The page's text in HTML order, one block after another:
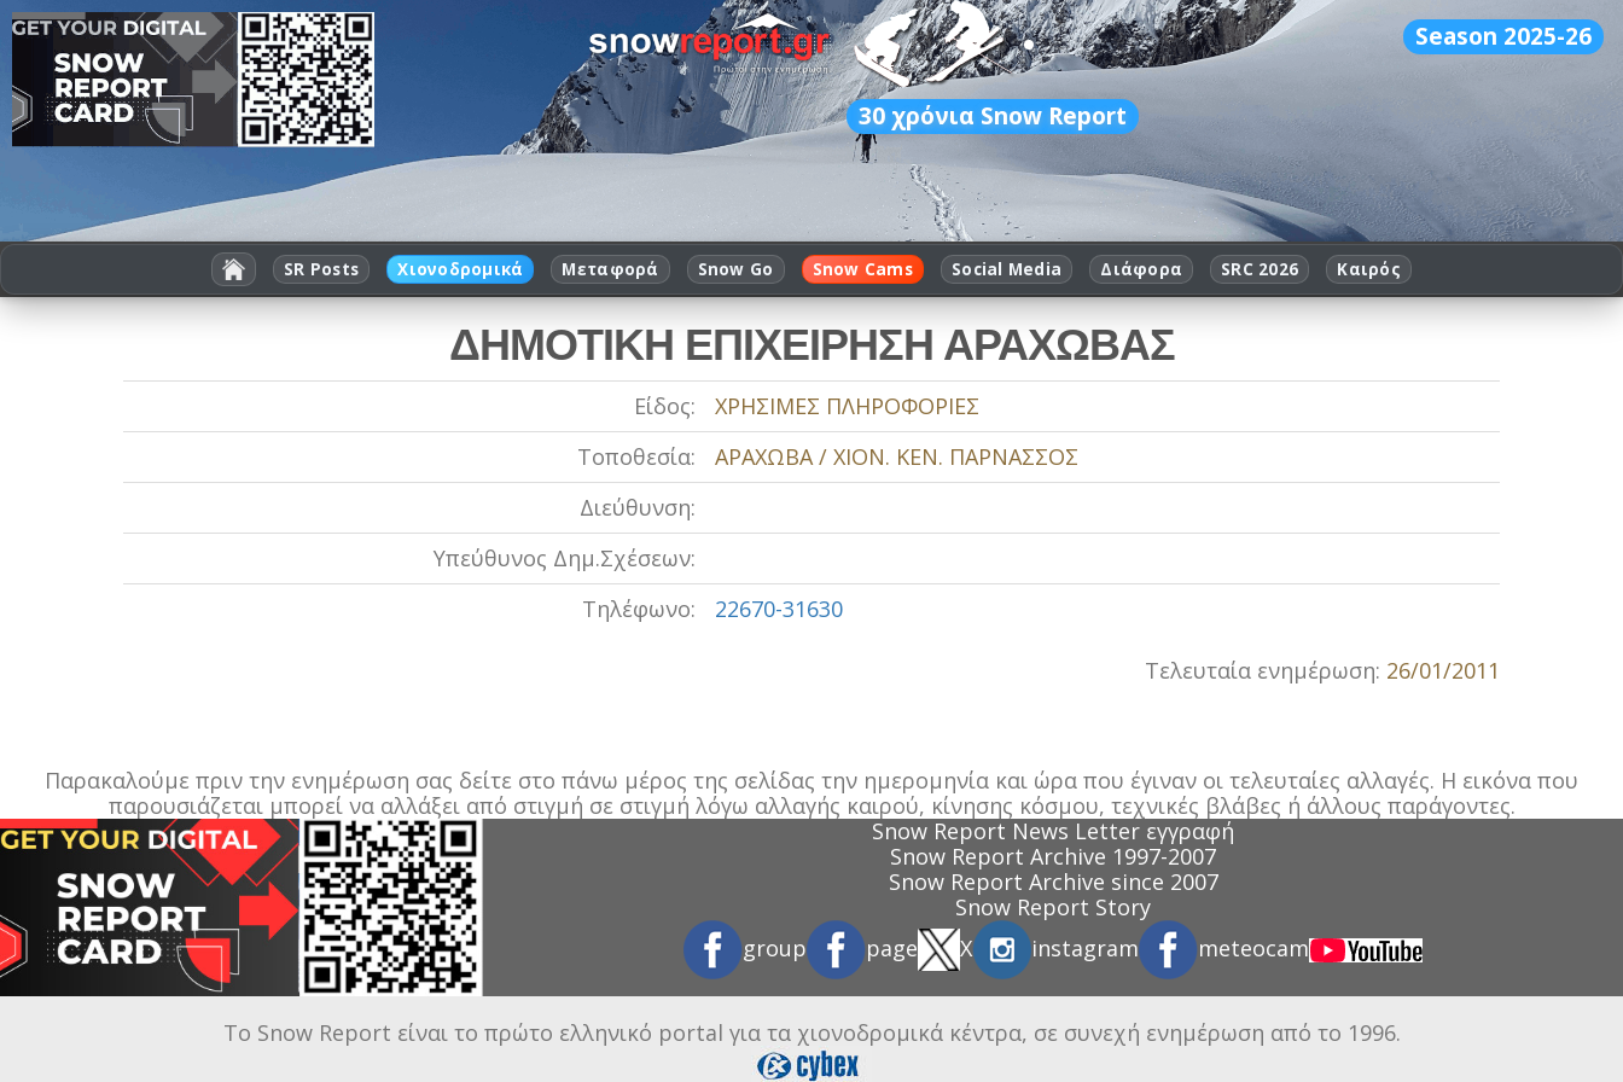
Season 2025-26
30 χρόνια Snow Report
SR Posts Χιονοδρομικά Μεταφορά Snow Go Snow Cams Social Media Διάφορα SRC 2026 Καιρός
ΔΗΜΟΤΙΚΗ ΕΠΙΧΕΙΡΗΣΗ ΑΡΑΧΩΒΑΣ
Είδος:
ΧΡΗΣΙΜΕΣ ΠΛΗΡΟΦΟΡΙΕΣ
Τοποθεσία:
ΑΡΑΧΩΒΑ / ΧΙΟΝ. ΚΕΝ. ΠΑΡΝΑΣΣΟΣ
Διεύθυνση:
Υπεύθυνος Δημ.Σχέσεων:
Τηλέφωνο:
22670-31630
Τελευταία ενημέρωση: 26/01/2011
Παρακαλούμε πριν την ενημέρωση σας δείτε στο πάνω μέρος της σελίδας την ημερομηνία και ώρα που έγιναν οι τελευταίες αλλαγές. Η εικόνα που
παρουσιάζεται μπορεί να αλλάξει από στιγμή σε στιγμή λόγω αλλαγής καιρού, κίνησης κόσμου, τεχνικές βλάβες ή άλλους παράγοντες.
Snow Report News Letter εγγραφή
Snow Report Archive 1997-2007
Snow Report Archive since 2007
Snow Report Story
group
page X instagram meteocam
Το Snow Report είναι το πρώτο ελληνικό portal για τα χιονοδρομικά κέντρα, σε συνεχή ενημέρωση από το 1996.